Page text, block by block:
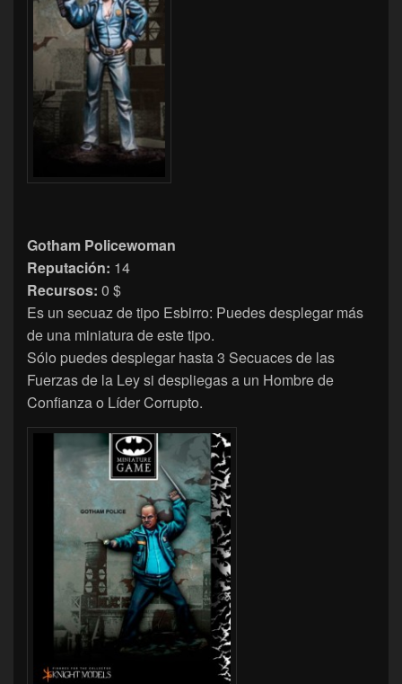
Gotham Policewoman
Reputación: 14
Recursos: 0 $
Es un secuaz de tipo Esbirro: Puedes desplegar más
de una miniatura de este tipo.
Sólo puedes desplegar hasta 3 Secuaces de las
Fuerzas de la Ley si despliegas a un Hombre de
Confianza o Líder Corrupto.